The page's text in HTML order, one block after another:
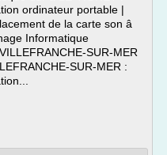
ordinateur portable |
de la carte son â
Informatique
SUR-MER
SUR-MER :